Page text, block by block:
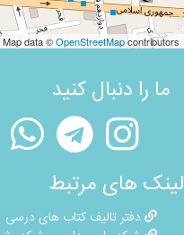
data ©OpenStreetMapcontributors
ما را دنبال کنید
لینک های مرتبط
دفتر تالیف کتاب های درسی